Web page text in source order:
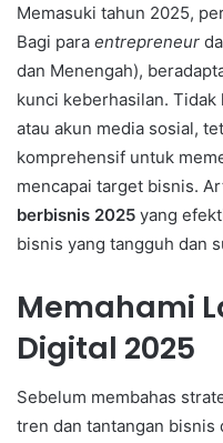
Memasuki tahun 2025,
Bagi para entrepreneur
dan Menengah),
kunci keberhasilan. Tidak
atau akun media sosial,
komprehensif untuk
mencapai target bisnis.
berbisnis 2025 yang
bisnis yang tangguh dan
Memahami
Digital 2025
Sebelum membahas
tren dan tantangan bisnis